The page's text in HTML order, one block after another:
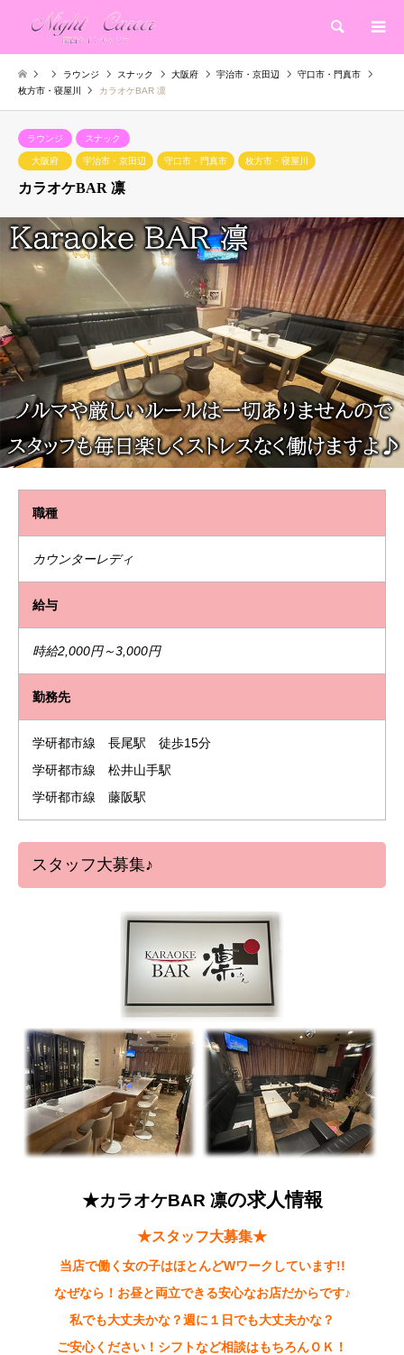
検索
ラウンジ スナック 大阪府 宇治市・京田辺
守口市・門真市
枚方市・寝屋川
カラオケBAR 凛
ラウンジ スナック
大阪府 宇治市・京田辺 守口市・門真市 枚方市・寝屋川
カラオケBAR 凛
職種
カウンターレディ
給与
時給2,000円～3,000円
勤務先
学研都市線 長尾駅 徒歩15分
学研都市線 松井山手駅
学研都市線 藤阪駅
スタッフ大募集♪
★カラオケBAR 凛の求人情報
★スタッフ大募集★
当店で働く女の子はほとんどWワークしています!!
なぜなら！お昼と両立できる安心なお店だからです♪
私でも大丈夫かな？週に１日でも大丈夫かな？
ご安心ください！シフトなど相談はもちろんＯＫ！